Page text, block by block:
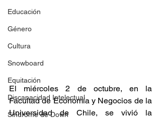
Educación
Género
Cultura
Snowboard
Equitación
Discapacidad Intelectual
Síndrome de Down
El miércoles 2 de octubre, en la
Facultad de Economía y Negocios de la
Universidad de Chile, se vivió la